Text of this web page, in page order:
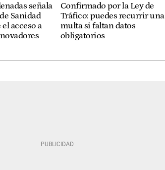
señala
Sanidad
acceso a
Confirmado por la Ley de
Tráfico: puedes recurrir una
multa si faltan datos
obligatorios